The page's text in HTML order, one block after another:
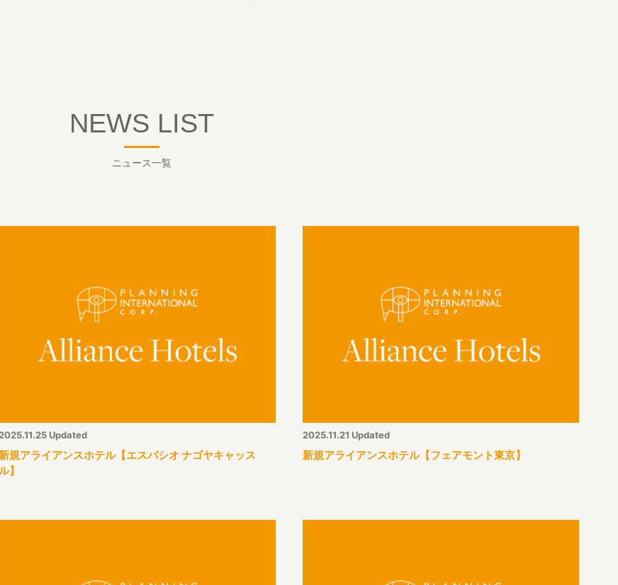
NEWS LIST
ニュース一覧
2025.11.25 Updated
新規アライアンスホテル【エスパシオ ナゴヤキャッス
ル】
2025.11.21 Updated
新規アライアンスホテル【フェアモント東京】